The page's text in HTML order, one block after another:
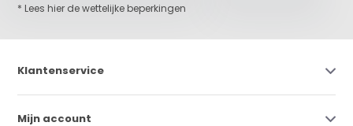
* Lees hier de wettelijke beperkingen
Klantenservice
Mijn account